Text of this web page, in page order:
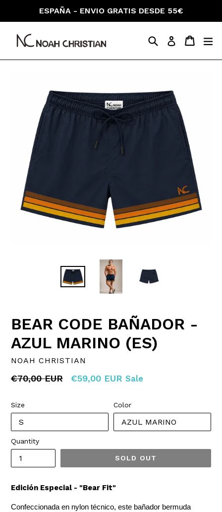
ESPAÑA - ENVIO GRATIS DESDE 55€
SearchLog in Cart
Cart
BEAR CODE BAÑADOR -
AZUL MARINO (ES)
NOAH CHRISTIAN
Regular
€70,00 EUR €59,00 EUR Sale
Size Color
Quantity
SOLD OUT
Edición Especial - "Bear Fit"
Confeccionada en nylon técnico, este bañador bermuda